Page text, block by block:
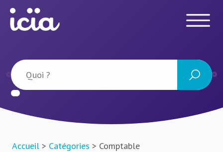
Accueil > Catégories > Comptable